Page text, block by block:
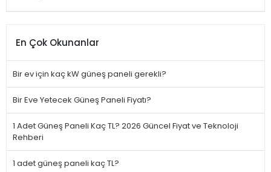
En Çok Okunanlar
Bir ev için kaç kW güneş paneli gerekli?
Bir Eve Yetecek Güneş Paneli Fiyatı?
1 Adet Güneş Paneli Kaç TL? 2026 Güncel Fiyat ve Teknoloji
Rehberi
1 adet güneş paneli kaç TL?